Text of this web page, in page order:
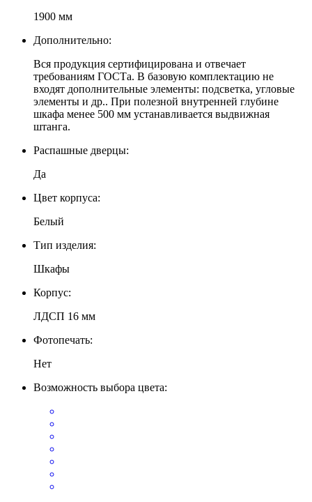
1900 мм
Дополнительно:
Вся продукция сертифицирована и отвечает
требованиям ГОСТа. В базовую комплектацию не
входят дополнительные элементы: подсветка, угловые
элементы и др.. При полезной внутренней глубине
шкафа менее 500 мм устанавливается выдвижная
штанга.
Распашные дверцы:
Да
Цвет корпуса:
Белый
Тип изделия:
Шкафы
Корпус:
ЛДСП 16 мм
Фотопечать:
Нет
Возможность выбора цвета: